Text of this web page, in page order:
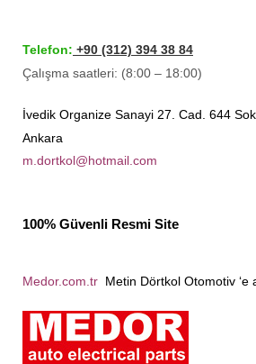
Telefon: +90 (312) 394 38 84
Çalışma saatleri: (8:00 – 18:00)
İvedik Organize Sanayi 27. Cad. 644
Ankara
m.dortkol@hotmail.com
100% Güvenli Resmi Site
Medor.com.tr Metin Dörtkol Otomotiv ‘e